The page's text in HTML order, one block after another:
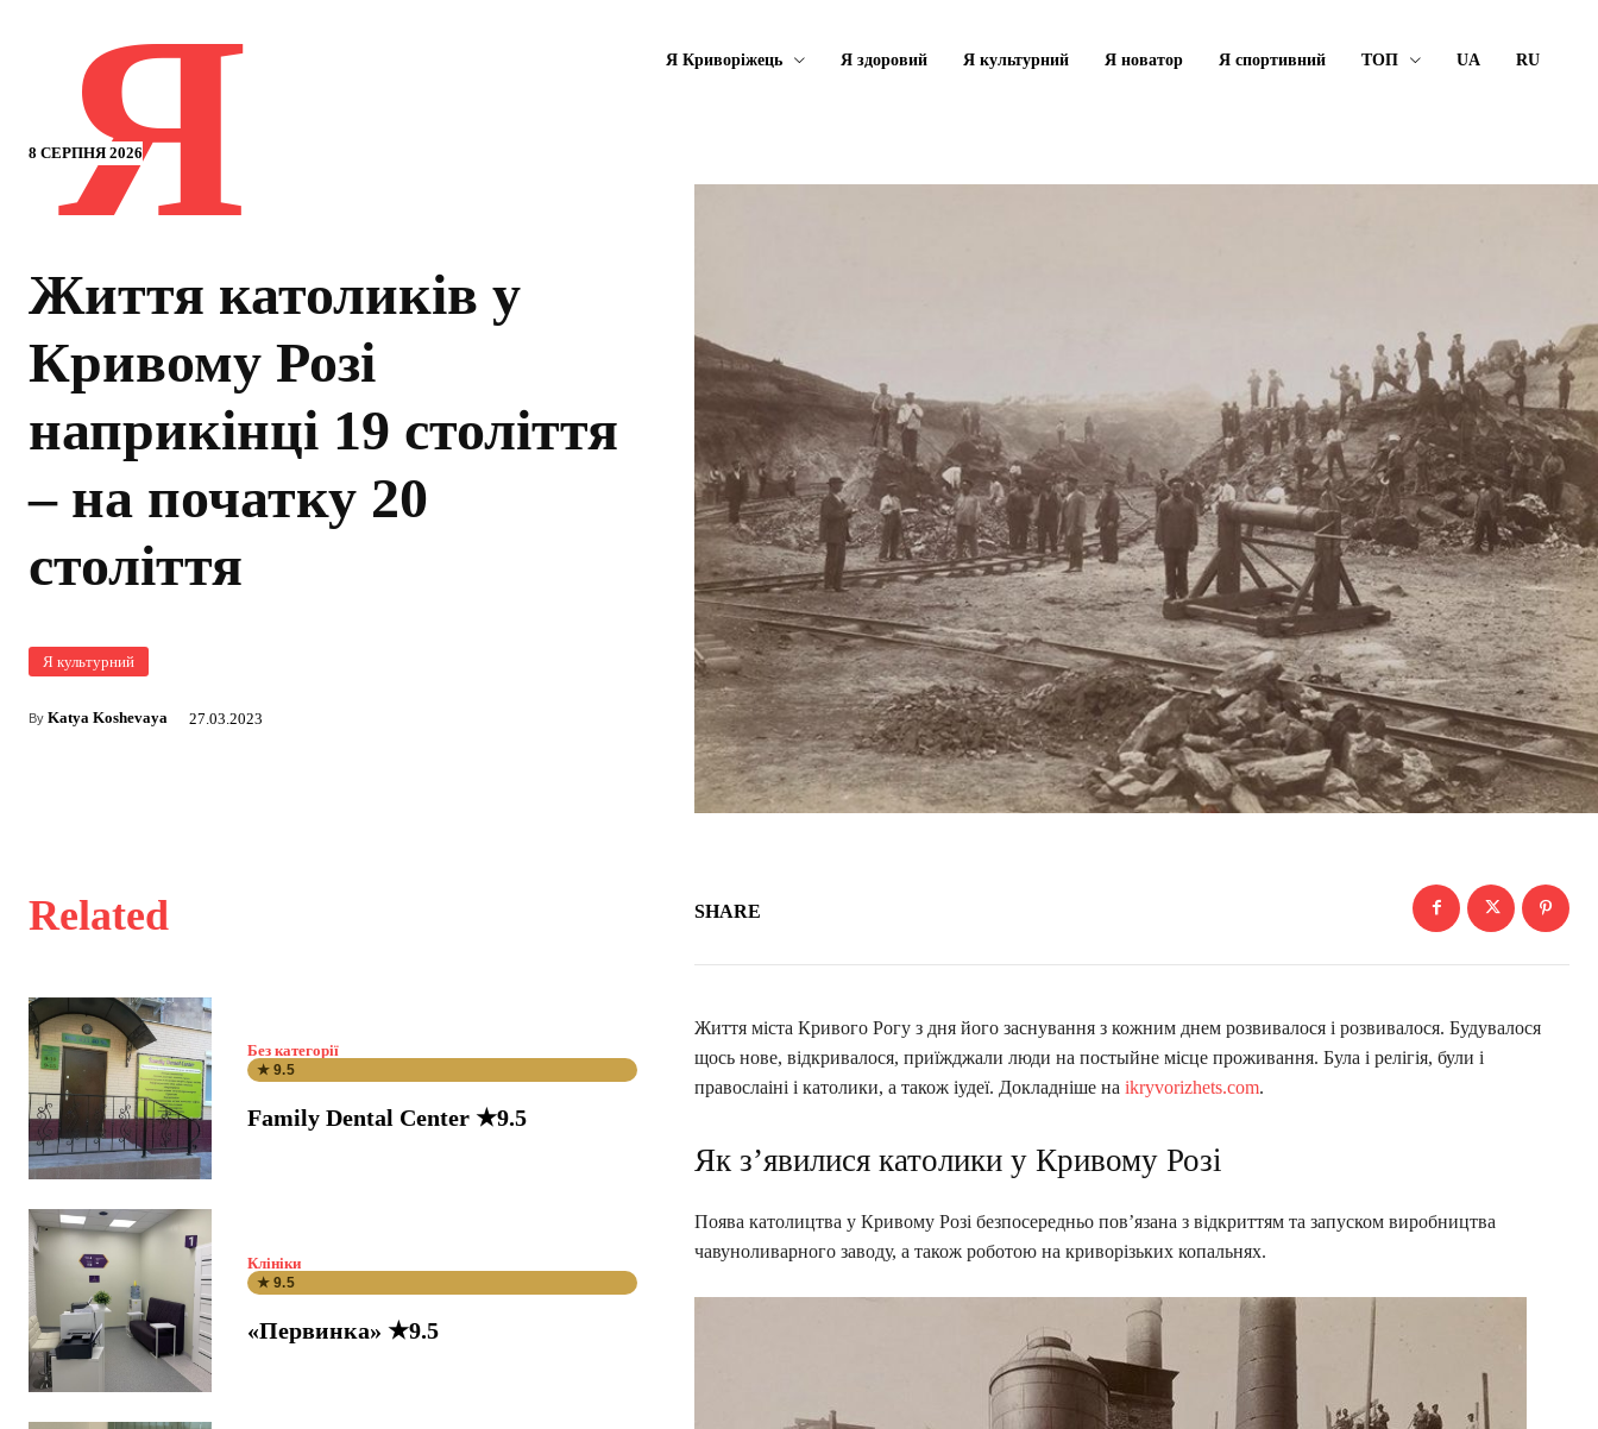
8 СЕРПНЯ 2026
Я Я Криворіжець Я здоровий Я культурний Я новатор Я спортивний ТОП UA RU
Життя католиків у
Кривому Розі
наприкінці 19 століття
– на початку 20
століття
Я культурний
By Katya Koshevaya 27.03.2023
Related
Без категорії
★ 9.5
Family Dental Center ★9.5
Клініки
★ 9.5
«Первинка» ★9.5
SHARE
Життя міста Кривого Рогу з дня його заснування з кожним днем ​​розвивалося і розвивалося. Будувалося
щось нове, відкривалося, приїжджали люди на постыйне місце проживання. Була і релігія, були і
правослаіні і католики, а також іудеї. Докладніше на ikryvorizhets.com.
Як з’явилися католики у Кривому Розі
Поява католицтва у Кривому Розі безпосередньо пов’язана з відкриттям та запуском виробництва
чавуноливарного заводу, а також роботою на криворізьких копальнях.